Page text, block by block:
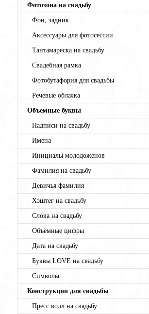
Фотозона на свадьбу
Фон, задник
Аксессуары для фотосессии
Тантамареска на свадьбу
Свадебная рамка
Фотобутафория для свадьбы
Речевые облачка
Объемные буквы
Надписи на свадьбу
Имена
Инициалы молодоженов
Фамилия на свадьбу
Девичья фамилия
Хэштег на свадьбу
Слова на свадьбу
Объёмные цифры
Дата на свадьбу
Буквы LOVE на свадьбу
Символы
Конструкции для свадьбы
Пресс волл на свадьбу